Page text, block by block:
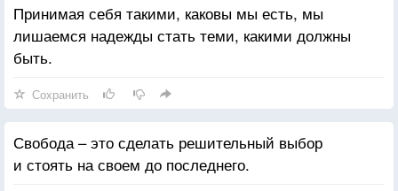
Принимая себя такими, каковы мы есть, мы
лишаемся надежды стать теми, какими должны
быть.
Сохранить
Свобода – это сделать решительный выбор
и стоять на своем до последнего.